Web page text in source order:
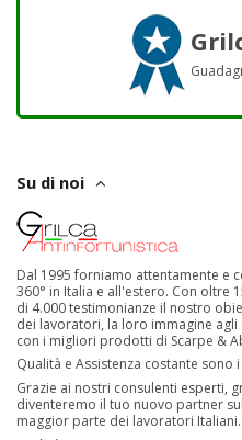
Su di noi
Dal 1995 forniamo attentamente e
360° in Italia e all'estero. Con oltre
di 4.000 testimonianze il nostro
dei lavoratori, la loro immagine
con i migliori prodotti di Scarpe &
Qualità e Assistenza costante
Grazie ai nostri consulenti esperti,
diventeremo il tuo nuovo partner
maggior parte dei lavoratori Italiani.